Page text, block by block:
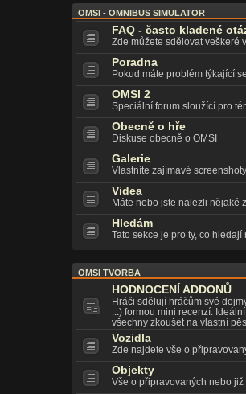
OMSI - OMNIBUS SIMULATOR
FAQ - často kladené
Zde můžete sdělovat veškeré
Poradna
Pokud máte problém týkající
OMSI 2
Speciální forum sloužící pro
Obecně o hře
Diskuse obecně o OMSI
Galerie
Vlastníte zajímavé
Videa
Máte nebo jste nalezli nějaké
Hledám
Tato sekce je pro ty, co hledají
OMSI TVORBA
HODNOCENÍ ADDONŮ
Hráči sdělují hráčům své
...) formou mini recenzí.
všechny zkoušet na vlastní
Vozidla
Zde najdete vše o
Objekty
Vše o připravovaných nebo